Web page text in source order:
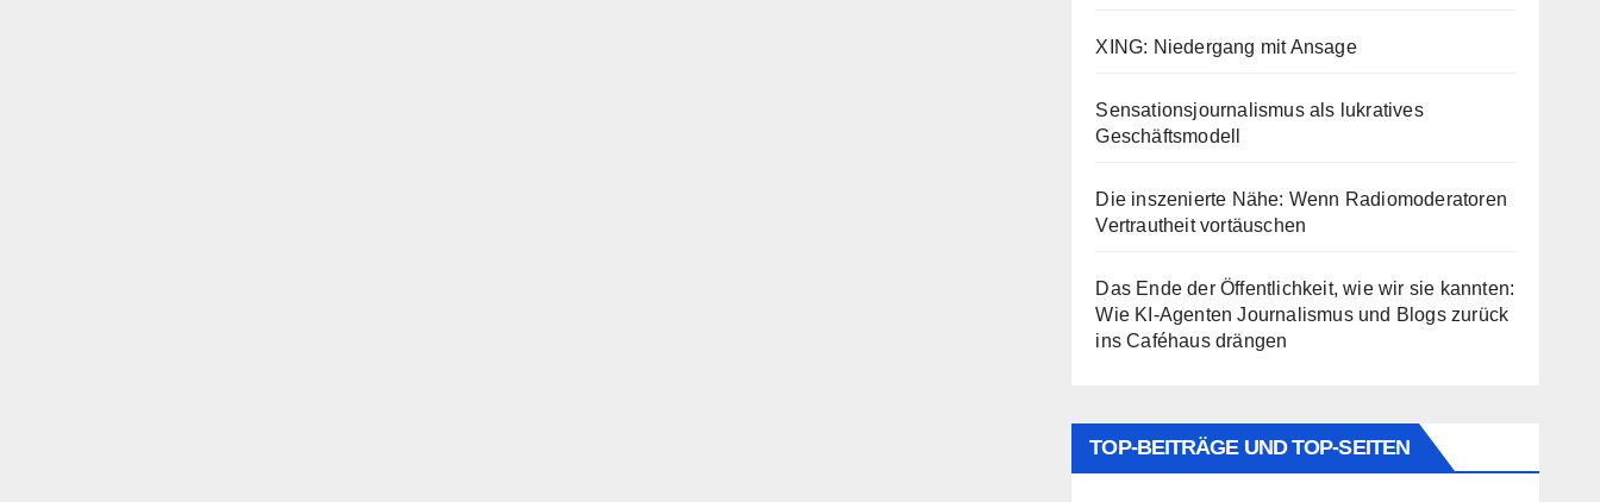
XING: Niedergang mit Ansage
Sensationsjournalismus als lukratives
Geschäftsmodell
Die inszenierte Nähe: Wenn Radiomoderatoren
Vertrautheit vortäuschen
Das Ende der Öffentlichkeit, wie wir sie kannten:
Wie KI-Agenten Journalismus und Blogs zurück
ins Caféhaus drängen
TOP-BEITRÄGE UND TOP-SEITEN